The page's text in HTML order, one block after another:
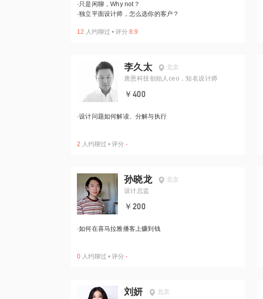
·只是闲聊，Why not？
·独立平面设计师，怎么选你的客户？
12 人约聊过 • 评分 8.9
李久太
北京
唐恩科技创始人ceo，知名设计师
￥400
·设计问题如何解读、分解与执行
2 人约聊过 • 评分 -
孙晓龙
北京
设计总监
￥200
·如何在喜马拉雅播客上赚到钱
0 人约聊过 • 评分 -
刘妍
北京